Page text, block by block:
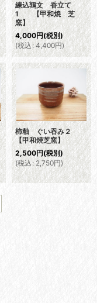
練込鶉文 香立て
1 【甲和焼 芝
窯】
4,000円(税別)
(税込: 4,400円)
柿釉 ぐい吞み２
【甲和焼芝窯】
2,500円(税別)
(税込: 2,750円)